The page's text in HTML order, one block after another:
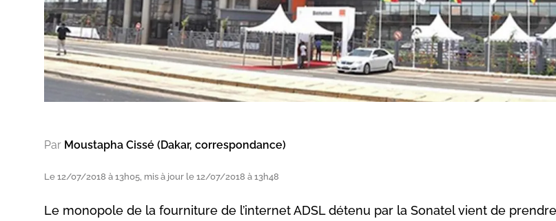
Par Moustapha Cissé (Dakar, correspondance)
Le 12/07/2018 à 13h05, mis à jour le 12/07/2018 à 13h48
Le monopole de la fourniture de l’internet ADSL détenu par la Sonatel vient de prendre